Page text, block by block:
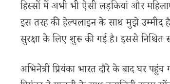
हिस्सों में अभी भी ऐसी लड़कियां और
इस तरह की हेल्पलाइन के साथ मुझे
सुरक्षा के लिए शुरू की गई है। इससे निश्चित
अभिनेत्री प्रियंका भारत दौरे के बाद घर